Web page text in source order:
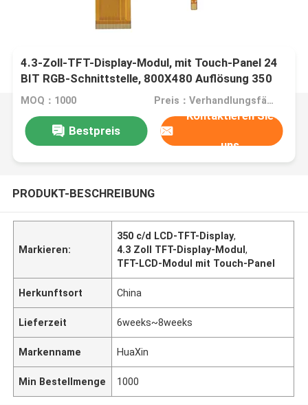
4.3-Zoll-TFT-Display-Modul, mit Touch-Panel 24
BIT RGB-Schnittstelle, 800X480 Auflösung 350
C/D
MOQ：1000 Preis：Verhandlungsfähig
Bestpreis
Kontaktieren Sie
uns
PRODUKT-BESCHREIBUNG
Markieren:
350 c/d LCD-TFT-Display,
4.3 Zoll TFT-Display-Modul,
TFT-LCD-Modul mit Touch-Panel
Herkunftsort China
Lieferzeit 6weeks~8weeks
Markenname HuaXin
Min Bestellmenge 1000